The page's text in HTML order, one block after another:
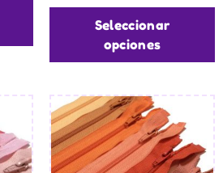
Seleccionar
opciones